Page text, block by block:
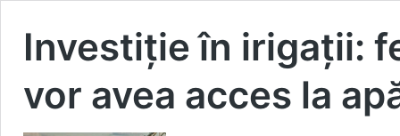
Investiție în irigații:
vor avea acces la